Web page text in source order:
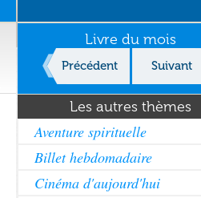
Livre du mois
Précédent Suivant
Les autres thèmes
Aventure spirituelle
Billet hebdomadaire
Cinéma d'aujourd'hui